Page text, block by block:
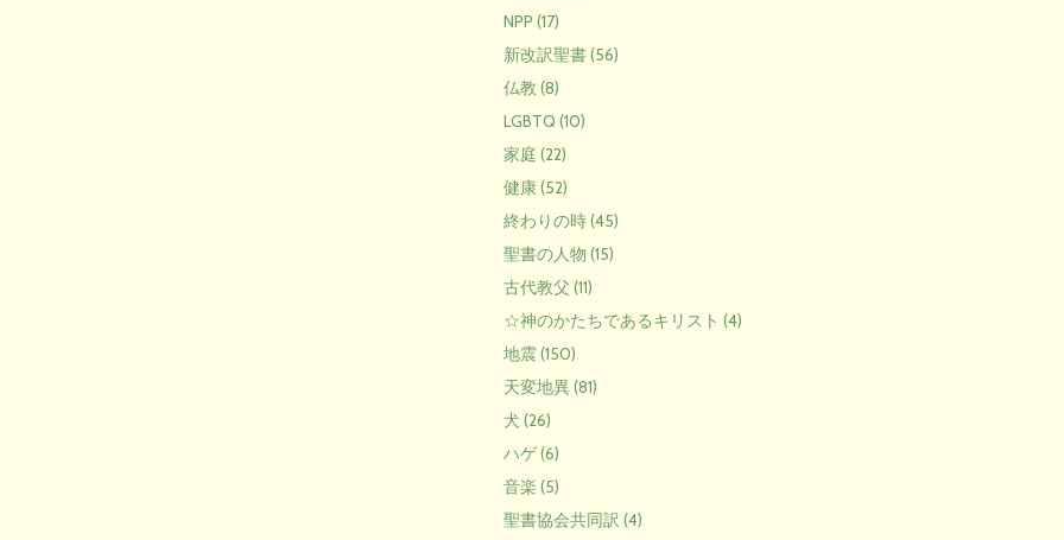
NPP (17)
新改訳聖書 (56)
仏教 (8)
LGBTQ (10)
家庭 (22)
健康 (52)
終わりの時 (45)
聖書の人物 (15)
古代教父 (11)
☆神のかたちであるキリスト (4)
地震 (150)
天変地異 (81)
犬 (26)
ハゲ (6)
音楽 (5)
聖書協会共同訳 (4)